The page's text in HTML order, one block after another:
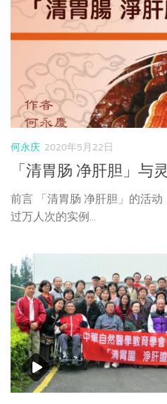
何永庆 2020年5月22日
「清胃肠 净肝胆」与
前言 「清胃肠 净肝胆」的活
过万人次的实例...